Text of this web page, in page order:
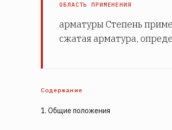
ОБЛАСТЬ ПРИМЕНЕНИЯ
арматуры Степень
сжатая арматура,
Содержание
1. Общие положения